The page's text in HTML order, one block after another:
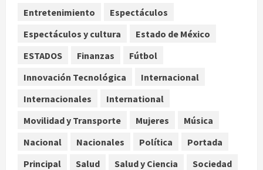
4
Estados Unidos reanuda
aguacate desde México
agosto 8, 2026
Rolex al equipo de Junior H en el
Entretenimiento
Espectáculos
Espectáculos y cultura
Estado de México
ESTADOS
Finanzas
Fútbol
Innovación Tecnológica
Internacional
Internacionales
International
Movilidad y Transporte
Mujeres
Música
Nacional
Nacionales Política
Portada
Principal
Salud Salud y Ciencia
Sociedad